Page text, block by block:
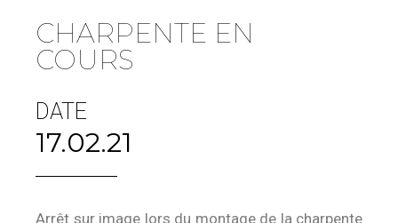
CHARPENTE EN
COURS
DATE
17.02.21
Arrêt sur image lors du montage de la charpente